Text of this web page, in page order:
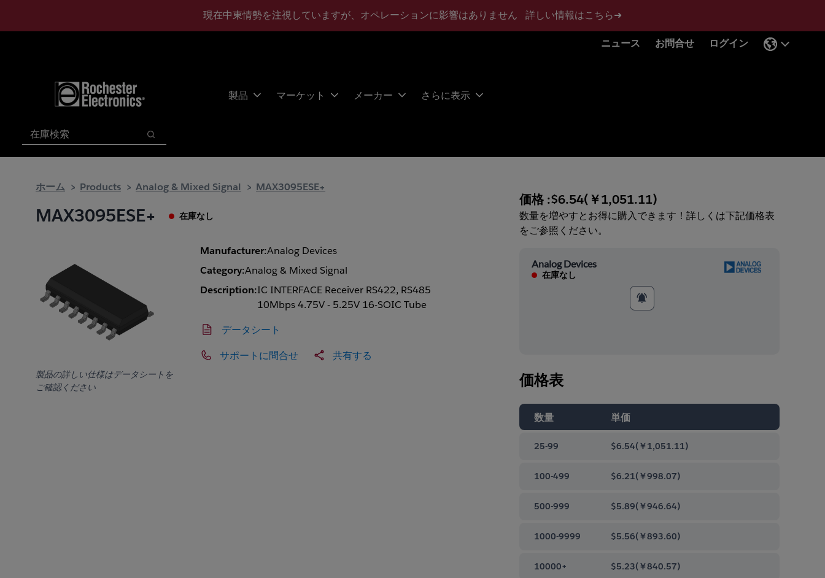
現在中東情勢を注視していますが、オペレーションに影響はありません 詳しい情報はこちら➜
ニュース お問合せ ログイン
製品 マーケット メーカー さらに表示
検索
検索
ホーム Products Analog & Mixed Signal MAX3095ESE+
MAX3095ESE+ 在庫なし
製品の詳しい仕様はデータシートを
ご確認ください
Manufacturer:Analog Devices
Category:Analog & Mixed Signal
Description:IC INTERFACE Receiver RS422, RS485
10Mbps 4.75V - 5.25V 16-SOIC Tube
データシート
サポートに問合せ 共有する
価格 :$6.54(￥1,051.11)
数量を増やすとお得に購入できます！詳しくは下記価格表
をご参照ください。
Analog Devices
在庫なし
価格表
数量 単価
25-99 $6.54(￥1,051.11)
100-499 $6.21(￥998.07)
500-999 $5.89(￥946.64)
1000-9999 $5.56(￥893.60)
10000+ $5.23(￥840.57)